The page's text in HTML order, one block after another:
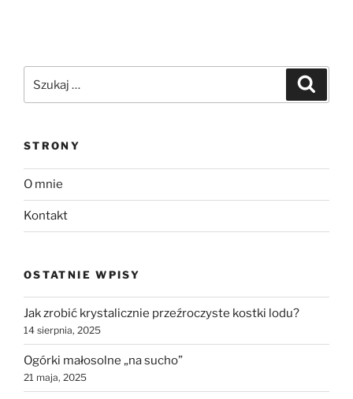
STRONY
O mnie
Kontakt
OSTATNIE WPISY
Jak zrobić krystalicznie przeźroczyste kostki lodu?
14 sierpnia, 2025
Ogórki małosolne „na sucho”
21 maja, 2025